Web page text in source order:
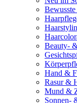
Beauty-
Hand &
Rasur &
Mund &
Sonnen-